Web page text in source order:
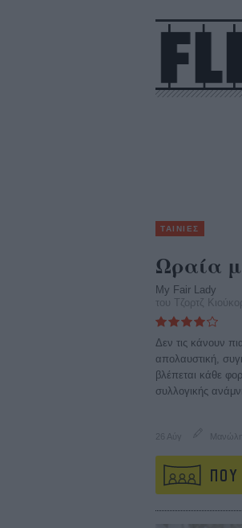
ΤΑΙΝΙΕΣ
Ωραία
My Fair Lady
του Τζορτζ Κιούκορ
Δεν τις κάνουν
απολαυστική,
βλέπεται κάθε
συλλογικής
26 Αύγ
ΠΟΥ